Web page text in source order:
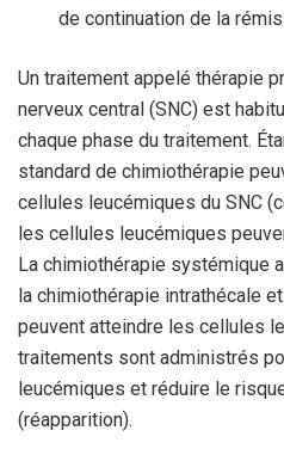
de continuation de la
Un traitement appelé thérapie
nerveux central (SNC) est
chaque phase du traitement.
standard de chimiothérapie
cellules leucémiques du SNC
les cellules leucémiques
La chimiothérapie systémique
la chimiothérapie intrathécale
peuvent atteindre les cellules
traitements sont administrés
leucémiques et réduire le
(réapparition).